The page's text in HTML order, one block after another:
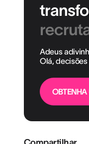
Adeus
Olá,